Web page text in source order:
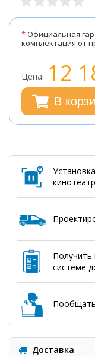
*Официальная
комплектация от
Цена: 12
В
Получить
системе
Доставка